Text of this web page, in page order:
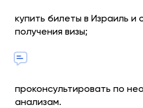
купить билеты в Израиль и
получения визы;
проконсультировать по
анализам.